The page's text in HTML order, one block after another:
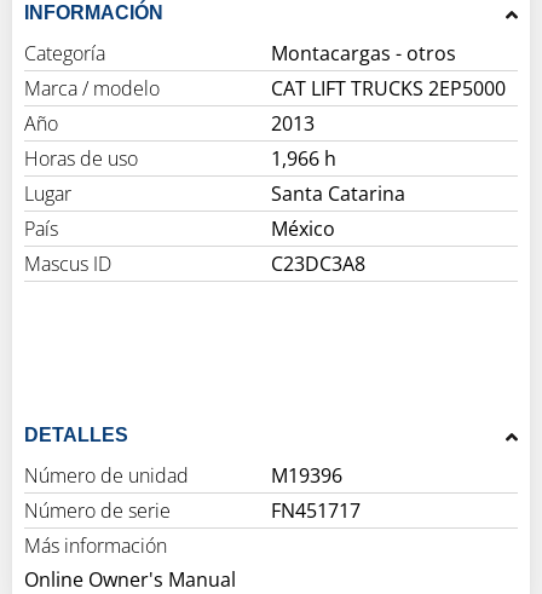
INFORMACIÓN
Categoría
Montacargas - otros
Marca / modelo
CAT LIFT TRUCKS 2EP5000
Año
2013
Horas de uso
1,966 h
Lugar
Santa Catarina
País
México
Mascus ID
C23DC3A8
DETALLES
Número de unidad
M19396
Número de serie
FN451717
Más información
Online Owner's Manual